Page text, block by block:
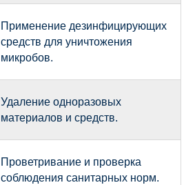
Применение дезинфицирующих
средств для уничтожения
микробов.
Удаление одноразовых
материалов и средств.
Проветривание и проверка
соблюдения санитарных норм.